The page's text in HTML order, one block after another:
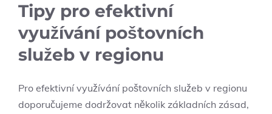
Tipy pro efektivní
využívání poštovních
služeb v regionu
Pro efektivní využívání poštovních služeb v regionu
doporučujeme dodržovat několik základních zásad,